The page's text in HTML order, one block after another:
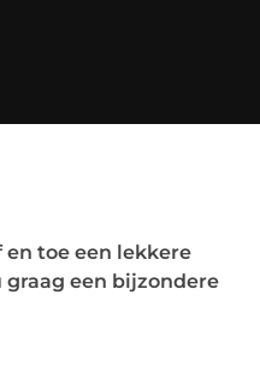
toe een lekkere
graag een bijzondere